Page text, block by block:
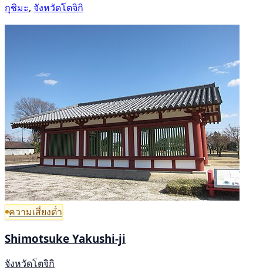
กุชิมะ, จังหวัดโตจิกิ
ความเสี่ยงต่ำ
Shimotsuke Yakushi-ji
จังหวัดโตจิกิ